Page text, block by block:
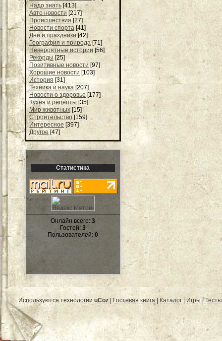
Надо знать [413]
Авто новости [217]
Происшествия [27]
Новости спорта [41]
Дни и праздники [42]
География и природа [71]
Невероятные истории [56]
Рекорды [25]
Позитивные новости [97]
Хорошие новости [103]
История [31]
Техника и наука [207]
Новости о здоровье [177]
Кухня и рецепты [35]
Мир животных [15]
Строительство [159]
Интересное [397]
Другое [47]
Статистика
Онлайн всего: 3
Гостей: 3
Пользователей: 0
Используются технологии uCoz Гостевая книга| Каталог Игры |Тесты